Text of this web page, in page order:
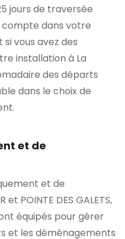
jours de traversée
dans votre
vous avez des
installation à La
des départs
dans le choix de
et de
et de
POINTE DES GALETS,
équipés pour gérer
et les déménagements